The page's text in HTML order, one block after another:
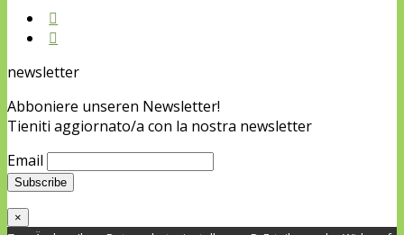
newsletter
Abboniere unseren Newsletter!
Tieniti aggiornato/a con la nostra newsletter
Email
×